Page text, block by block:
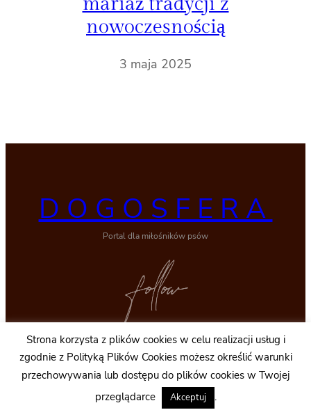
nowoczesnością
3 maja 2025
DOGOSFERA
Portal dla miłośników psów
Facebook
© 2011-2026 by QO
biuro@dogosfera.pl
Strona korzysta z plików cookies w celu realizacji usług i
zgodnie z Polityką Plików Cookies możesz określić warunki
przechowywania lub dostępu do plików cookies w Twojej
przeglądarce
Akceptuj .